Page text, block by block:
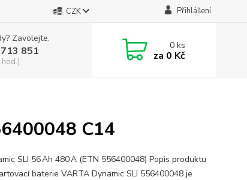
CZK Přihlášení
Zavolejte.
851 0ks
za 0 Kč
C14
SLI 56 Ah 480 A (ETN 556400048) Popis produktu
baterie VARTA Dynamic SLI 556400048 je